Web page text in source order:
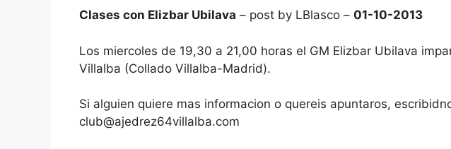
Clases con Elizbar Ubilava – post by LBlasco – 01-10-2013
Los miercoles de 19,30 a 21,00 horas el GM Elizbar Ubilava
Villalba (Collado Villalba-Madrid).
Si alguien quiere mas informacion o quereis apuntaros,
club@ajedrez64villalba.com